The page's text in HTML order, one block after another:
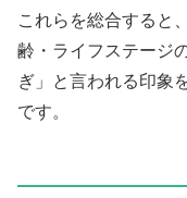
これらを総合すると
齢・ライフステージ
ぎ」と言われる印象
です。